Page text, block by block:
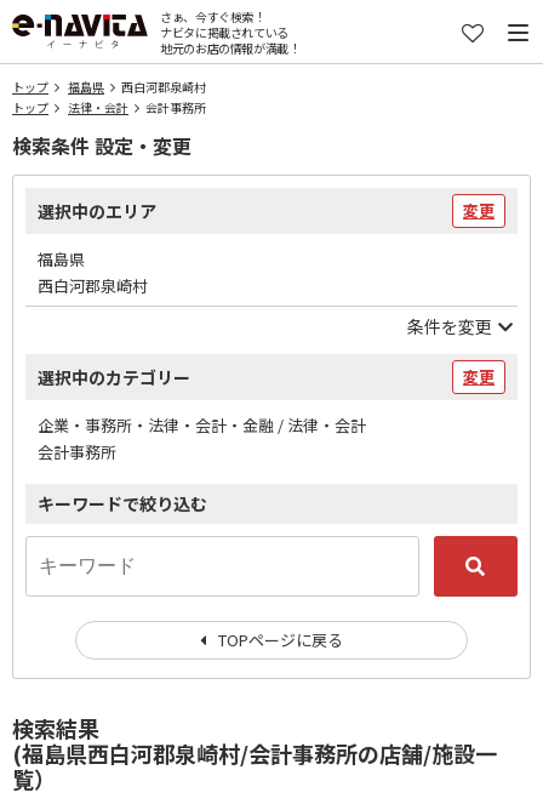
さぁ、今すぐ検索！
ナビタに掲載されている
地元のお店の情報が満載！
トップ 福島県
西白河郡泉崎村
トップ
法律・会計 会計事務所
検索結果
(福島県西白河郡泉崎村/会計事務所の店舗/施設一
覧）
検索条件 設定・変更
選択中のエリア 変更
福島県
西白河郡泉崎村
条件を変更
選択中のカテゴリー 変更
企業・事務所・法律・会計・金融 / 法律・会計
会計事務所
キーワードで絞り込む
TOPページに戻る